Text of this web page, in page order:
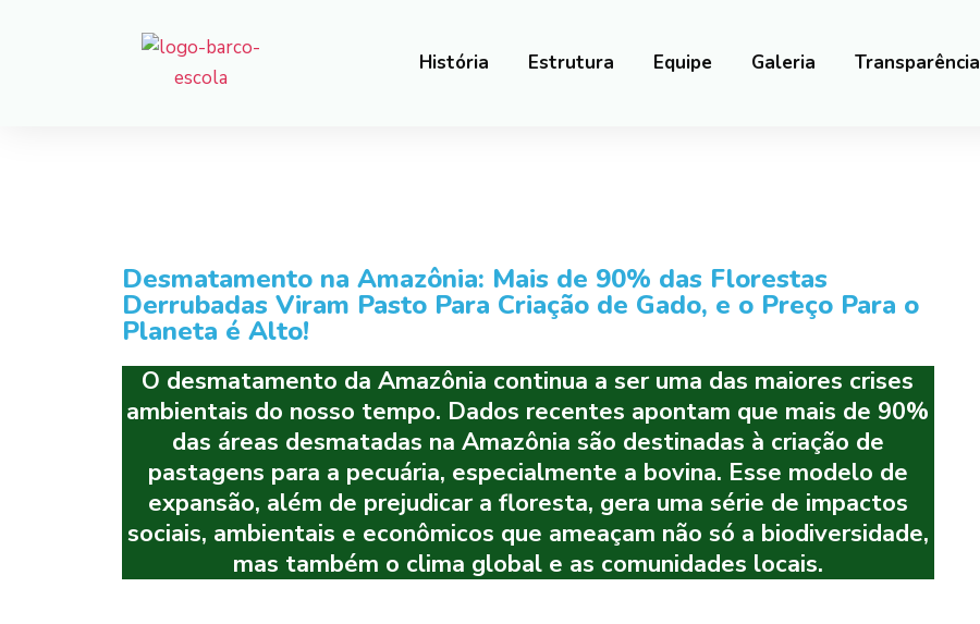
História Estrutura Equipe Galeria Transparência
Desmatamento na Amazônia: Mais de 90% das Florestas
Derrubadas Viram Pasto Para Criação de Gado, e o Preço Para o
Planeta é Alto!
O desmatamento da Amazônia continua a ser uma das maiores crises
ambientais do nosso tempo. Dados recentes apontam que mais de 90%
das áreas desmatadas na Amazônia são destinadas à criação de
pastagens para a pecuária, especialmente a bovina. Esse modelo de
expansão, além de prejudicar a floresta, gera uma série de impactos
sociais, ambientais e econômicos que ameaçam não só a biodiversidade,
mas também o clima global e as comunidades locais.